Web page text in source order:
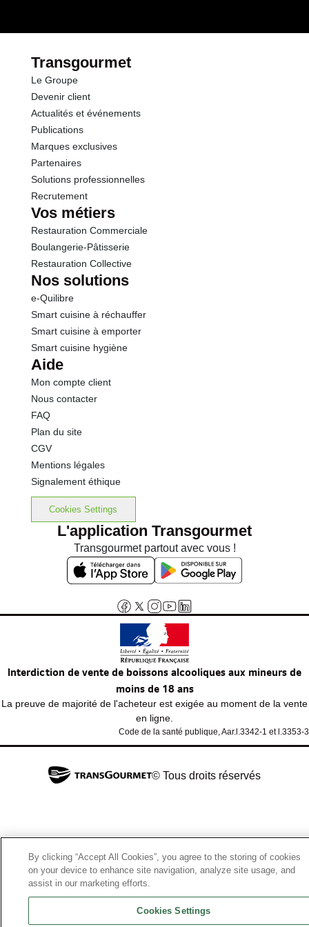
Protéines
Sel
Transgourmet
Le Groupe
Devenir client
Actualités et événements
Publications
Marques exclusives
Partenaires
Solutions professionnelles
Recrutement
Vos métiers
Restauration Commerciale
Boulangerie-Pâtisserie
Restauration Collective
Nos solutions
e-Quilibre
Smart cuisine à réchauffer
Smart cuisine à emporter
Smart cuisine hygiène
Aide
Mon compte client
Nous contacter
FAQ
Plan du site
CGV
Mentions légales
Signalement éthique
Cookies Settings
L'application Transgourmet
Transgourmet partout avec vous !
Interdiction de vente de boissons alcooliques aux mineurs de
moins de 18 ans
La preuve de majorité de l'acheteur est exigée au moment de la vente
en ligne.
Code de la santé publique, Aar.l.3342-1 et l.3353-3
© Tous droits réservés
By clicking “Accept All Cookies”, you agree to the storing of cookies
on your device to enhance site navigation, analyze site usage, and
assist in our marketing efforts.
Cookies Settings